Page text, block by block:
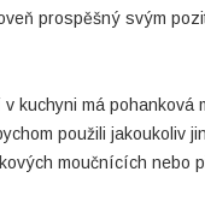
prospěšný svým
kuchyni má pohanková
použili jakoukoliv
moučnících nebo